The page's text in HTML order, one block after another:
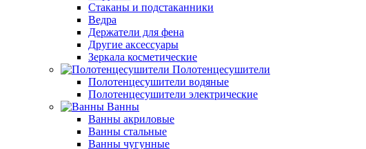
Стаканы и подстаканники
Ведра
Держатели для фена
Другие аксессуары
Зеркала косметические
Полотенцесушители
Полотенцесушители водяные
Полотенцесушители электрические
Ванны
Ванны акриловые
Ванны стальные
Ванны чугунные